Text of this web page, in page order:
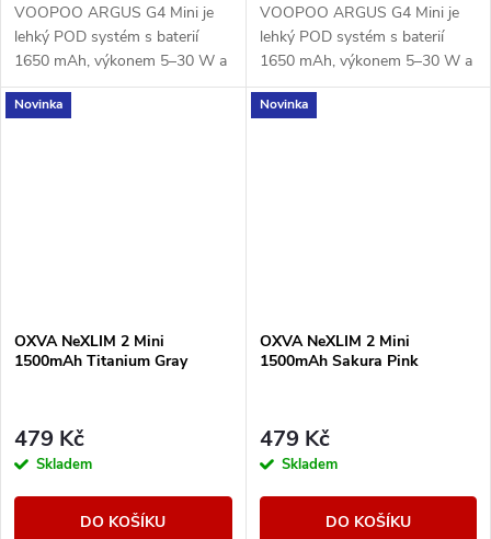
VOOPOO ARGUS G4 Mini je
lehký POD systém s baterií
1650 mAh, výkonem 5–30 W a
Multi-Ohm cartridgí 0,7/1,0
ohm pro MTL i volnější RDL
VOOPOO ARGUS G4 Mini je
lehký POD systém s baterií
1650 mAh, výkonem 5–30 W a
Multi-Ohm cartridgí 0,7/1,0
ohm pro MTL i volnější RDL
Novinka
OXVA NeXLIM 2 Mini
1500mAh Titanium Gray
479 Kč
Skladem
DO KOŠÍKU
Novinka
OXVA NeXLIM 2 Mini
1500mAh Sakura Pink
479 Kč
Skladem
DO KOŠÍKU